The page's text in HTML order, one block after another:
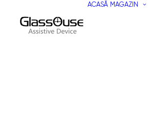
ACASĂ MAGAZIN